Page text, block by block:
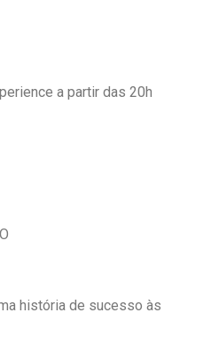
a partir das 20h
história de sucesso às